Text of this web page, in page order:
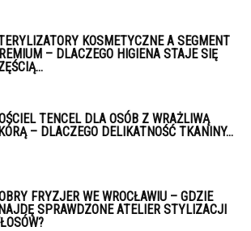
KOSMETYCZNE A SEGMENT
– DLACZEGO HIGIENA STAJE SIĘ
TENCEL DLA OSÓB Z WRAŻLIWĄ
– DLACZEGO DELIKATNOŚĆ TKANINY...
FRYZJER WE WROCŁAWIU – GDZIE
SPRAWDZONE ATELIER STYLIZACJI